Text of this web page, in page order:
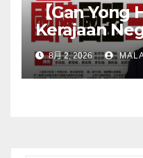
【Gan Yong
Kerajaan
Adalah Undi
Terhadap
Anwar
8月 2, 2026